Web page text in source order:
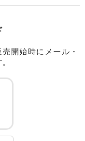
開始時にメール・